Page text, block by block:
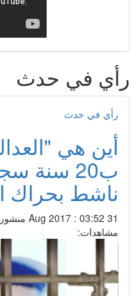
رأي في حدث
رأي في حدث
أين هي
ب20 سنة
ناشط بحراك
31 Aug 2017 : 03:52
مشاهدات: